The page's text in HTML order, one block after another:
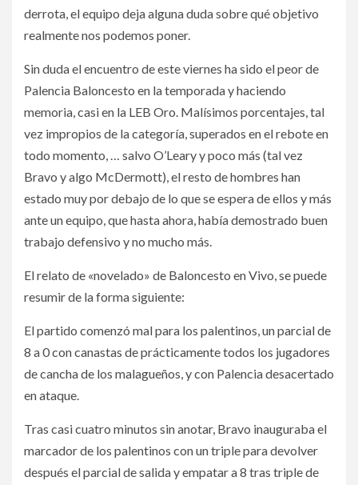
derrota, el equipo deja alguna duda sobre qué objetivo
realmente nos podemos poner.
Sin duda el encuentro de este viernes ha sido el peor de
Palencia Baloncesto en la temporada y haciendo
memoria, casi en la LEB Oro. Malísimos porcentajes, tal
vez impropios de la categoría, superados en el rebote en
todo momento, … salvo O’Leary y poco más (tal vez
Bravo y algo McDermott), el resto de hombres han
estado muy por debajo de lo que se espera de ellos y más
ante un equipo, que hasta ahora, había demostrado buen
trabajo defensivo y no mucho más.
El relato de «novelado» de Baloncesto en Vivo, se puede
resumir de la forma siguiente:
El partido comenzó mal para los palentinos, un parcial de
8 a 0 con canastas de prácticamente todos los jugadores
de cancha de los malagueños, y con Palencia desacertado
en ataque.
Tras casi cuatro minutos sin anotar, Bravo inauguraba el
marcador de los palentinos con un triple para devolver
después el parcial de salida y empatar a 8 tras triple de